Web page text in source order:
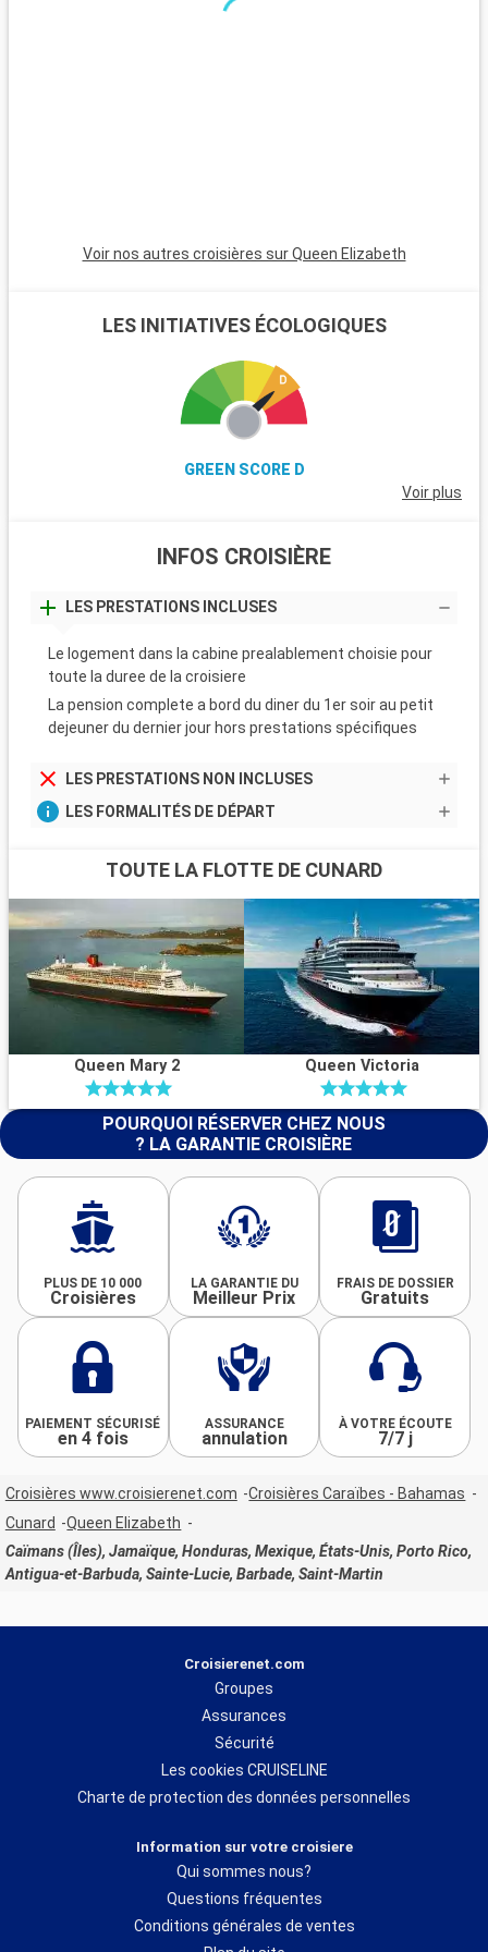
couchers de soleil magnifiques. Les Bahamas, à proximité en
Voir nos autres croisières sur Queen Elizabeth
LES INITIATIVES ÉCOLOGIQUES
GREEN SCORE D
Voir plus
INFOS CROISIÈRE
LES PRESTATIONS INCLUSES
Le logement dans la cabine prealablement choisie pour
toute la duree de la croisiere
La pension complete a bord du diner du 1er soir au petit
dejeuner du dernier jour hors prestations spécifiques
LES PRESTATIONS NON INCLUSES
LES FORMALITÉS DE DÉPART
TOUTE LA FLOTTE DE CUNARD
Queen Mary 2 Queen Victoria
POURQUOI RÉSERVER CHEZ NOUS
? LA GARANTIE CROISIÈRE
PLUS DE 10 000
Croisières
LA GARANTIE DU
Meilleur Prix
FRAIS DE DOSSIER
Gratuits
PAIEMENT SÉCURISÉ
en 4 fois
ASSURANCE
annulation
À VOTRE ÉCOUTE
7/7 j
Croisières www.croisierenet.com
Croisières Caraïbes - Bahamas
Cunard
Queen Elizabeth
Caïmans (Îles), Jamaïque, Honduras, Mexique, États-Unis, Porto Rico,
Antigua-et-Barbuda, Sainte-Lucie, Barbade, Saint-Martin
Croisierenet.com
Groupes
Assurances
Sécurité
Les cookies CRUISELINE
Charte de protection des données personnelles
Information sur votre croisiere
Qui sommes nous?
Questions fréquentes
Conditions générales de ventes